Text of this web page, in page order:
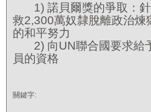
1) 諾貝爾獎的爭取：針
救2,300萬奴隸脫離政治煉
的和平努力
2) 向UN聯合國要求給
員的資格
關鍵字: